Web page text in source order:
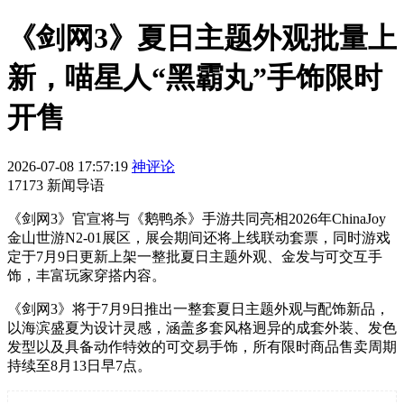
《剑网3》夏日主题外观批量上
新，喵星人“黑霸丸”手饰限时
开售
2026-07-08 17:57:19 神评论
17173 新闻导语
《剑网3》官宣将与《鹅鸭杀》手游共同亮相2026年ChinaJoy
金山世游N2-01展区，展会期间还将上线联动套票，同时游戏
定于7月9日更新上架一整批夏日主题外观、金发与可交互手
饰，丰富玩家穿搭内容。
《剑网3》将于7月9日推出一整套夏日主题外观与配饰新品，
以海滨盛夏为设计灵感，涵盖多套风格迥异的成套外装、发色
发型以及具备动作特效的可交易手饰，所有限时商品售卖周期
持续至8月13日早7点。